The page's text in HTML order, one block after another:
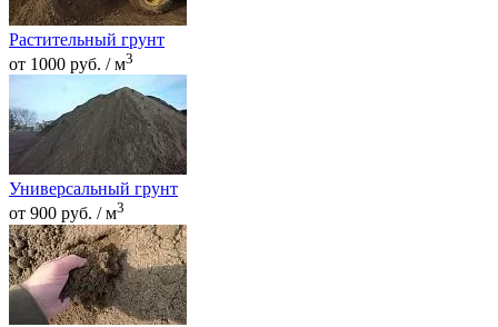
Растительный грунт
от 1000 руб. / м3
Универсальный грунт
от 900 руб. / м3